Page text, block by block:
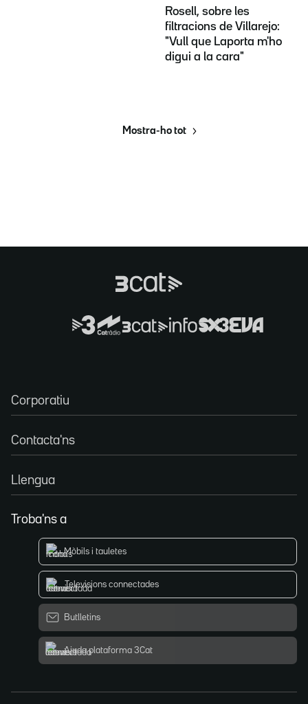
Rosell, sobre les
filtracions de Villarejo:
"Vull que Laporta m'ho
digui a la cara"
Mostra-ho tot
Corporatiu
Contacta'ns
Llengua
Troba'ns a
Mòbils i tauletes
Televisions connectades
Butlletins
Ajuda plataforma 3Cat